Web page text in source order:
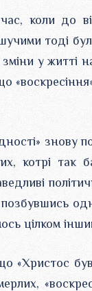
коли до
тоді
зміни у
знову
котрі так
цілком
«Христос